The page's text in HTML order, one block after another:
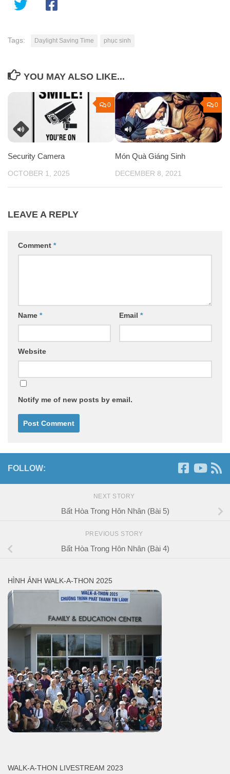
Tags: Daylight Saving Time phục sinh
YOU MAY ALSO LIKE...
0
Security Camera
OCTOBER 1, 2025
0
Món Quà Giáng Sinh
DECEMBER 8, 2021
LEAVE A REPLY
Comment *
Name * Email *
Website
Notify me of new posts by email.
FOLLOW:
NEXT STORY
Bất Hòa Trong Hôn Nhân (Bài 5)
PREVIOUS STORY
Bất Hòa Trong Hôn Nhân (Bài 4)
HÌNH ẢNH WALK-A-THON 2025
WALK-A-THON LIVESTREAM 2023